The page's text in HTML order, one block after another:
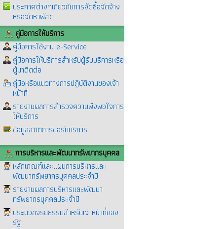
ประกาศต่างๆเกี่ยวกับการจัดซื้อจัดจ้าง
หรือจัดหาพัสดุ
คู่มือการให้บริการ
คู่มือการใช้งาน e-Service
คู่มือการให้บริการสำหรับผู้รับบริการหรือ
ผู้มาติดต่อ
คู่มือหรือแนวทางการปฏิบัติงานของเจ้า
หน้าที่
รายงานผลการสำรวจความพึงพอใจการ
ให้บริการ
ข้อมูลสถิติการขอรับบริการ
การบริหารและพัฒนาทรัพยากรบุคคล
หลักเกณฑ์และแผนการบริหารและ
พัฒนาทรัพยากรบุคคลประจำปี
รายงานผลการบริหารและพัฒนา
ทรัพยากรบุคคลประจำปี
ประมวลจริยธรรมสำหรับเจ้าหน้าที่ของ
รัฐ